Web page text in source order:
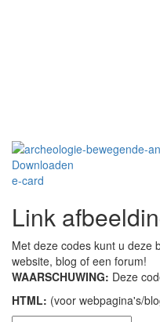
Downloaden
e-card
Link
Met deze codes kunt u deze
website, blog of een forum!
WAARSCHUWING: Deze
HTML: (voor webpagina's/